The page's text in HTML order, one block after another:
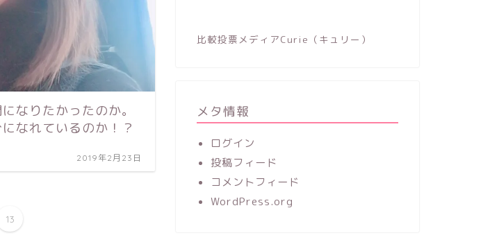
なりたかったのか。
なれているのか！？
2019年2月23日
13
比較投票メディアCurie（キュリー）
メタ情報
ログイン
投稿フィード
コメントフィード
WordPress.org